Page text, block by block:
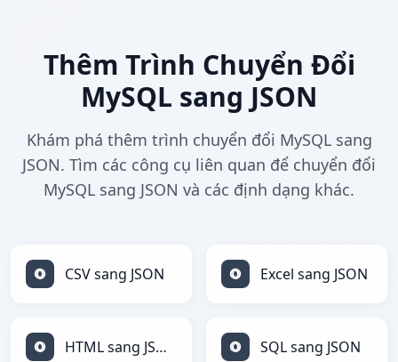
Thêm Trình Chuyển Đổi
MySQL sang JSON
Khám phá thêm trình chuyển đổi MySQL sang
JSON. Tìm các công cụ liên quan để chuyển đổi
MySQL sang JSON và các định dạng khác.
CSV sang JSON Excel sang JSON
HTML sang JSON SQL sang JSON